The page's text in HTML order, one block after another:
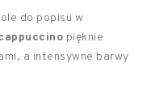
do popisu w
pięknie
a intensywne barwy